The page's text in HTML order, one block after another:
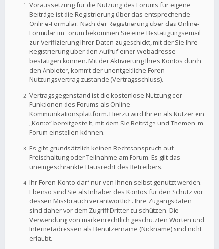
Voraussetzung für die Nutzung des Forums für eigene
Beiträge ist die Registrierung über das entsprechende
Online-Formular. Nach der Registrierung über das Online-
Formular im Forum bekommen Sie eine Bestätigungsemail
zur Verifizierung Ihrer Daten zugeschickt, mit der Sie Ihre
Registrierung über den Aufruf einer Webadresse
bestätigen können. Mit der Aktivierung Ihres Kontos durch
den Anbieter, kommt der unentgeltliche Foren-
Nutzungsvertrag zustande (Vertragsschluss).
Vertragsgegenstand ist die kostenlose Nutzung der
Funktionen des Forums als Online-
Kommunikationsplattform. Hierzu wird Ihnen als Nutzer ein
„Konto“ bereitgestellt, mit dem Sie Beiträge und Themen im
Forum einstellen können.
Es gibt grundsätzlich keinen Rechtsanspruch auf
Freischaltung oder Teilnahme am Forum. Es gilt das
uneingeschränkte Hausrecht des Betreibers.
Ihr Foren-Konto darf nur von Ihnen selbst genutzt werden.
Ebenso sind Sie als Inhaber des Kontos für den Schutz vor
dessen Missbrauch verantwortlich. Ihre Zugangsdaten
sind daher vor dem Zugriff Dritter zu schützen. Die
Verwendung von markenrechtlich geschützten Worten und
Internetadressen als Benutzername (Nickname) sind nicht
erlaubt.